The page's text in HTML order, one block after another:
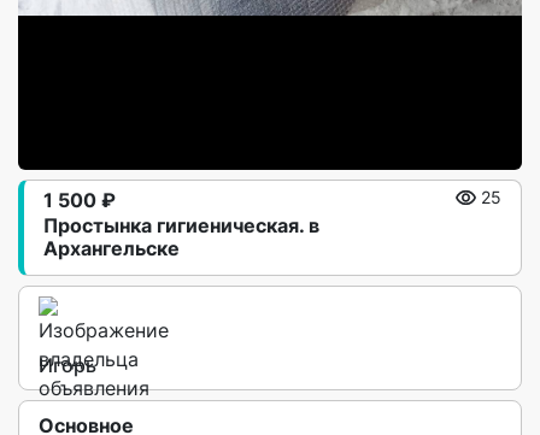
Простынка гигиеническая. в
Архангельске
1 500 ₽ 25
Игорь
Основное